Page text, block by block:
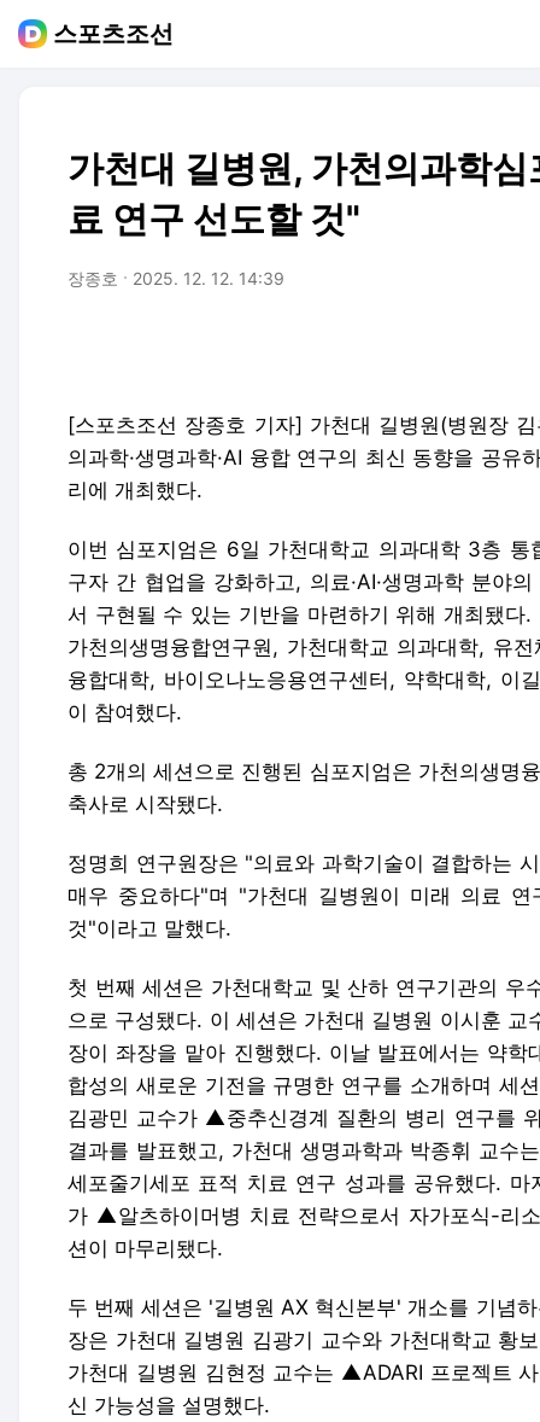
스포츠조선
가천대 길병원, 가천의과학
료 연구 선도할 것"
장종호 2025. 12. 12. 14:39
[스포츠조선 장종호 기자] 가천대 길병원(병원장
의과학·생명과학·AI 융합 연구의 최신 동향을 공
리에 개최했다.
이번 심포지엄은 6일 가천대학교 의과대학 3층 통
구자 간 협업을 강화하고, 의료·AI·생명과학 분야
서 구현될 수 있는 기반을 마련하기 위해 개최됐다
가천의생명융합연구원, 가천대학교 의과대학, 유
융합대학, 바이오나노응용연구센터, 약학대학, 이
이 참여했다.
총 2개의 세션으로 진행된 심포지엄은 가천의생명
축사로 시작됐다.
정명희 연구원장은 "의료와 과학기술이 결합하는
매우 중요하다"며 "가천대 길병원이 미래 의료
것"이라고 말했다.
첫 번째 세션은 가천대학교 및 산하 연구기관의 우
으로 구성됐다. 이 세션은 가천대 길병원 이시훈 교
장이 좌장을 맡아 진행했다. 이날 발표에서는 약
합성의 새로운 기전을 규명한 연구를 소개하며 세
김광민 교수가 ▲중추신경계 질환의 병리 연구를
결과를 발표했고, 가천대 생명과학과 박종휘 교
세포줄기세포 표적 치료 연구 성과를 공유했다. 마
가 ▲알츠하이머병 치료 전략으로서 자가포식-리
션이 마무리됐다.
두 번째 세션은 '길병원 AX 혁신본부' 개소를 기념
장은 가천대 길병원 김광기 교수와 가천대학교 황
가천대 길병원 김현정 교수는 ▲ADARI 프로젝트
신 가능성을 설명했다.